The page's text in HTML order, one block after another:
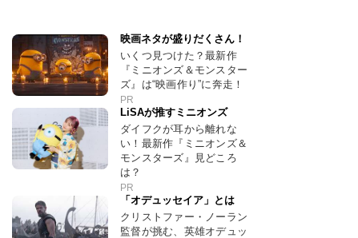
映画ネタが盛りだくさん！
いくつ見つけた？最新作
『ミニオンズ＆モンスター
ズ』は“映画作り”に奔走！
PR
LiSAが推すミニオンズ
ダイフクが耳から離れな
い！最新作『ミニオンズ＆
モンスターズ』見どころ
は？
PR
「オデュッセイア」とは
クリストファー・ノーラン
監督が挑む、英雄オデュッ